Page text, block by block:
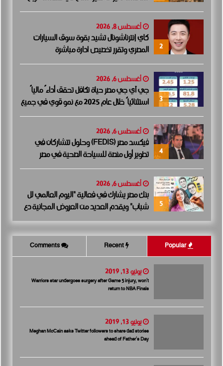
2
أغسطس 8, 2026
كاي إنترناشونال تشيد بقوة سوق السيارات
المصري وتقرر تخصيص ادارة مباشرة
3
أغسطس 6, 2026
جي آي جي مصر حياة تكافل تحقق أداءً مالياً
استثنائياً خلال عام 2025 مع نمو قوي في جميع
المؤشرات المالية الرئيسية
4
أغسطس 6, 2026
فيكسد مصر (FEDIS) وحلول تتشاركان في
تطوير أول منصة للسياحة الصحية في مصر
والشرق الأوسط وأفريقيا..
5
أغسطس 6, 2026
بنك مصر يشارك في فعالية “اليوم العالمي لل
شباب” ويقدم العديد من العروض المجانية دع
مًا للشمول المالي تحت رعاية البنك المركزي الم
صري
Popular
Recent
Comments
يونيو 13, 2019
Warriors star undergoes surgery after Game 5 injury, won’t
return to NBA Finals
يونيو 13, 2019
Meghan McCain asks Twitter followers to share dad stories
ahead of Father’s Day